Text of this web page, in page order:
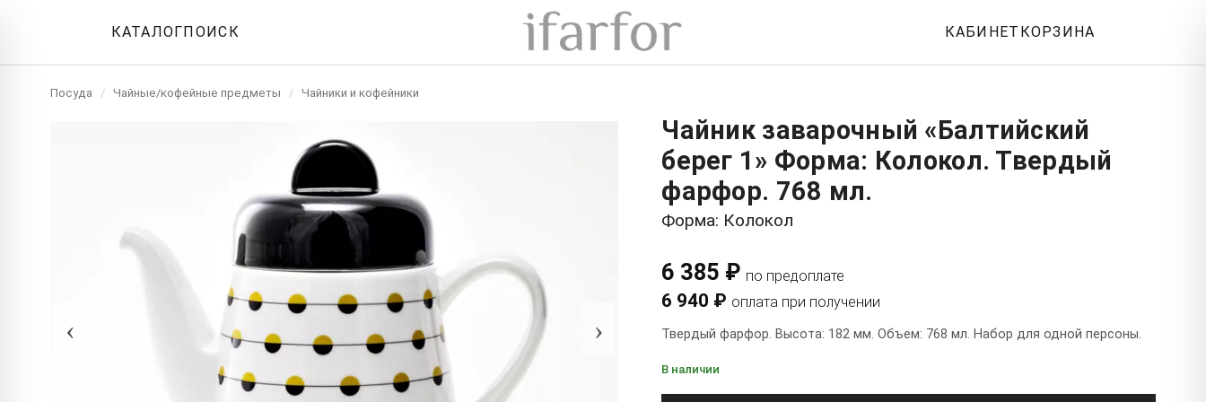
КАТАЛОГПОИСК КАБИНЕТ КОРЗИНА
Посуда / Чайные/кофейные предметы / Чайники и кофейники
‹ ›
Чайник заварочный «Балтийский
берег 1» Форма: Колокол. Твердый
фарфор. 768 мл.
Форма: Колокол
6 385 ₽ по предоплате
6 940 ₽ оплата при получении
Твердый фарфор. Высота: 182 мм. Объем: 768 мл. Набор для одной персоны.
В наличии